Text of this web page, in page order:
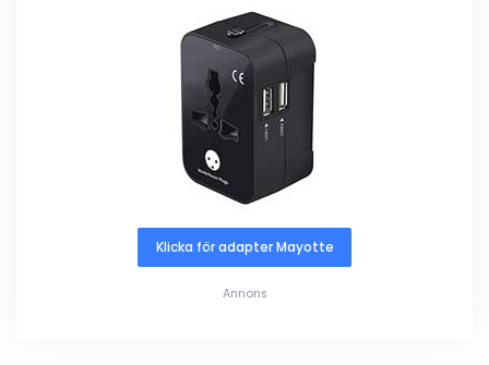
Klicka för adapter Mayotte
Annons